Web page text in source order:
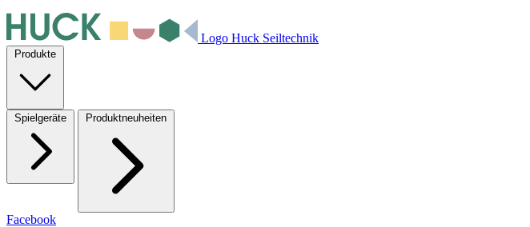
Logo Huck Seiltechnik
Produkte
Spielgeräte Produktneuheiten
Facebook